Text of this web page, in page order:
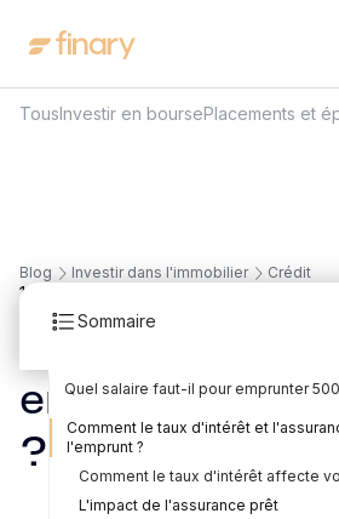
TousInvestir en boursePlacements et
Blog Investir dans l'immobilier Crédit
Sommaire
Quel salaire faut-il pour emprunter
Quel salaire pour emprunter 500 000
Quel salaire pour emprunter 500 000
Quel salaire pour emprunter 500
Quel salaire pour emprunter 500
Facteurs influençant la capacité
L'importance du taux d'endettement
Comment le taux d'intérêt et
l'emprunt ?
Comment le taux d'intérêt affecte
L'impact de l'assurance prêt
11
emprunter
?